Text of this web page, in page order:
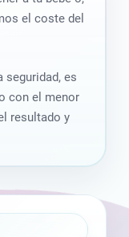
el coste del
seguridad, es
con el menor
resultado y